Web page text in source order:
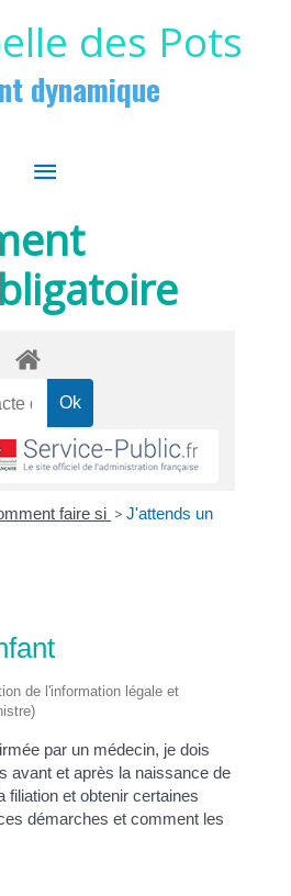
des Pots
dynamique
MENU
PRINCIPAL
faire si > J'attends un
de l'information légale et
par un médecin, je dois
avant et après la naissance de
filiation et obtenir certaines
démarches et comment les